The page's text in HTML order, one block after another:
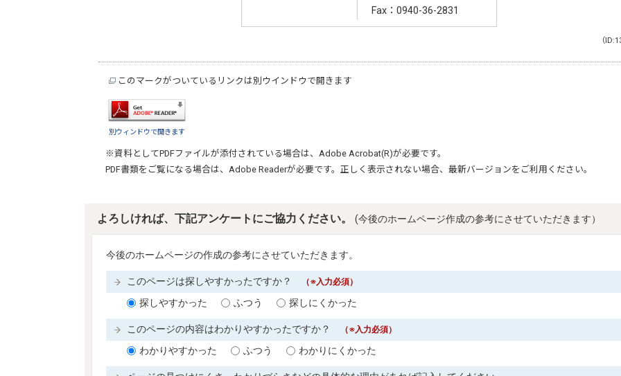
Fax：0940-36-2831
（
このマークがついているリンクは別ウインドウで開きます
別ウィンドウで開きます
※資料としてPDFファイルが添付されている場合は、 Adobe Acrobat(R)が必要です。
PDF書類をご覧になる場合は、 Adobe Readerが必要です。正しく表示されない場合、最新バージョンをご利用ください。